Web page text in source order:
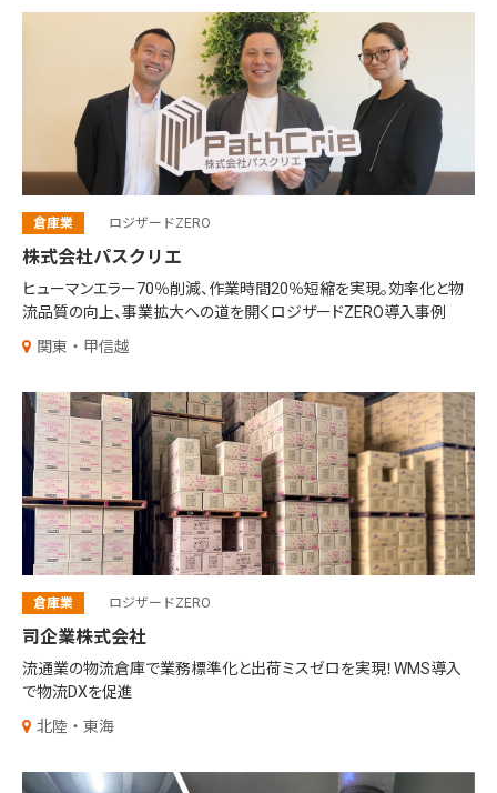
倉庫業 ロジザードZERO
株式会社パスクリエ
ヒューマンエラー70％削減、作業時間20％短縮を実現。効率化と物
流品質の向上、事業拡大への道を開くロジザードZERO導入事例
関東・甲信越
倉庫業 ロジザードZERO
司企業株式会社
流通業の物流倉庫で業務標準化と出荷ミスゼロを実現！WMS導入
で物流DXを促進
北陸・東海